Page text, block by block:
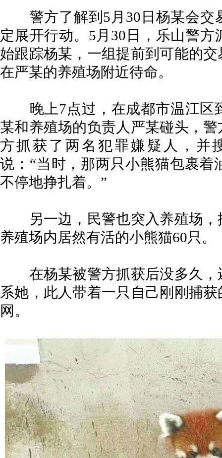
警方了解到5月30日杨某会交
定展开行动。5月30日，乐山警
始跟踪杨某，一组提前到可能的
在严某的养殖场附近待命。
晚上7点过，在成都市温江区
某和养殖场的负责人严某碰头，
方抓获了两名犯罪嫌疑人，并
说：“当时，那两只小熊猫包裹
不停地挣扎着。”
另一边，民警也突入养殖场，
养殖场内居然有活的小熊猫60只。
在杨某被警方抓获后没多久，
系她，此人带着一只自己刚刚捕
网。